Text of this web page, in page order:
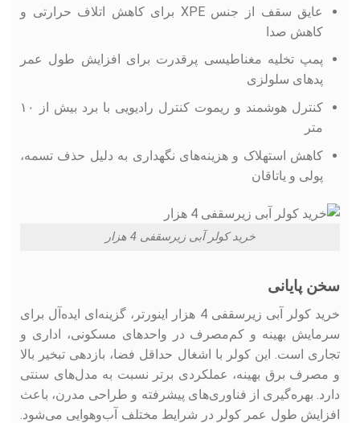
عایق سقف از جنس XPE برای کاهش اتلاف حرارتی و
کاهش صدا
پمپ تخلیه مغناطیسی پرقدرت برای افزایش طول عمر
پدهای سلولزی
کنترل هوشمند و ریموت کنترل رادیویی با برد بیش از ۱۰
متر
کاهش استهلاک و هزینه‌های نگهداری به دلیل حذف تسمه،
پولی و یاتاقان
خرید کولر آبی زیرسقفی 4 هزار
سخن پایانی
خرید کولر آبی زیرسقفی 4 هزار اینورتر، گزینه‌ای ایده‌آل برای
سرمایش بهینه و کم‌‌مصرف در واحدهای مسکونی، اداری و
تجاری است. این کولر با اشغال حداقل فضا، بازدهی تبخیر بالا
و مصرف برق بهینه، عملکردی برتر نسبت به مدل‌های سنتی
دارد. بهره‌گیری از فناوری‌های پیشرفته و طراحی مدرن، باعث
افزایش طول عمر کولر در شرایط مختلف آب‌وهوایی می‌شود.